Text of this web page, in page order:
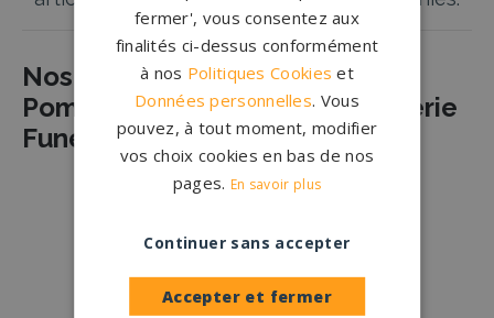
Nos Partenaires Agences de
Pompes Funèbres et de Marbrerie
Funéraire à GRANDVILLIERS
Lorsque nous perdons un être cher, trouver
organiser les obsèques peut être un véritable
Nos Partenaires
Agences de Pompes Funèbres et de
Marbrerie Funérairevous proposent un
fermer', vous consentez aux
finalités ci-dessus conformément
à nos Politiques Cookies et
Données personnelles. Vous
pouvez, à tout moment, modifier
vos choix cookies en bas de nos
pages. En savoir plus
Accepter et fermer
Continuer sans accepter